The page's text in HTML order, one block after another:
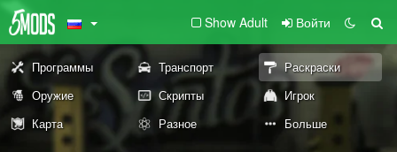
Show Adult Войти
Программы Транспорт
Раскраски
Оружие
Скрипты
Игрок
Карта
Разное Больше